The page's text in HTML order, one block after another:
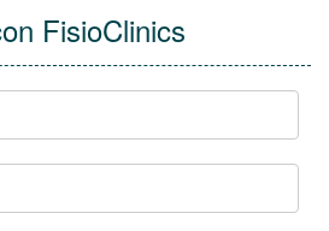
FisioClinics